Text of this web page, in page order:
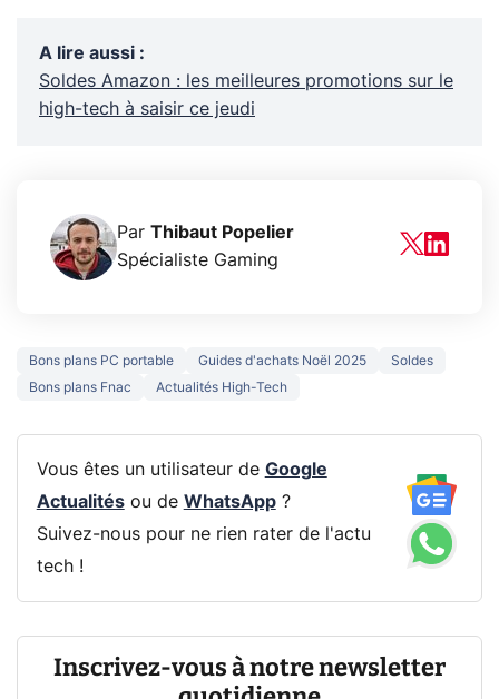
A lire aussi :
Soldes Amazon : les meilleures promotions sur le
high-tech à saisir ce jeudi
Par Thibaut Popelier
Spécialiste Gaming
Bons plans PC portable Guides d'achats Noël 2025
Soldes
Bons plans Fnac
Actualités High-Tech
Vous êtes un utilisateur de Google
Actualitésou de WhatsApp?
Suivez-nous pour ne rien rater de l'actu
tech !
Inscrivez-vous à notre newsletter